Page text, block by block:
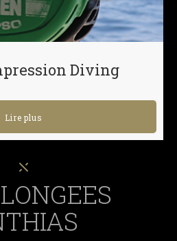
Diving
Lire plus